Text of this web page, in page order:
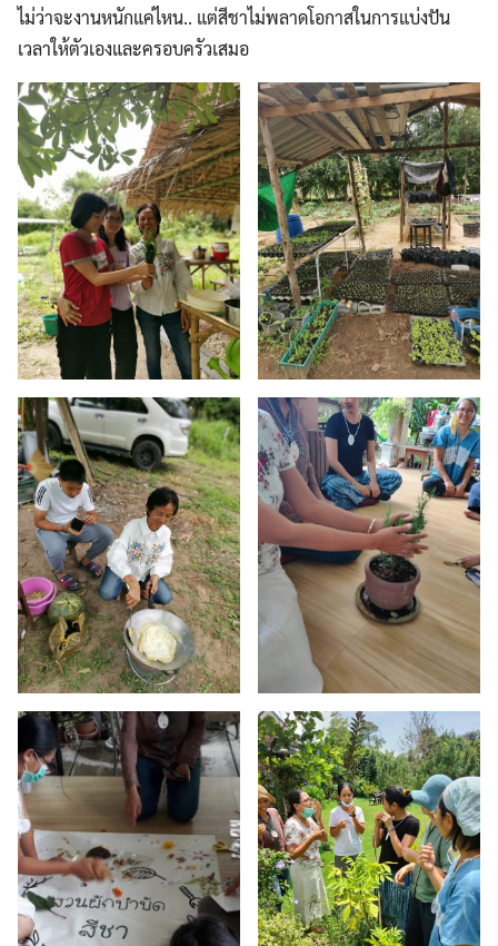
Search
for: Search
ไม่ว่าจะงานหนักแค่ไหน.. แต่สีชาไม่พลาดโอกาสในการแบ่งปัน
เวลาให้ตัวเองและครอบครัวเสมอ